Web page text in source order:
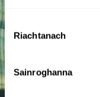
Roghnú
Toilithe
Riachtanach
Sainroghanna